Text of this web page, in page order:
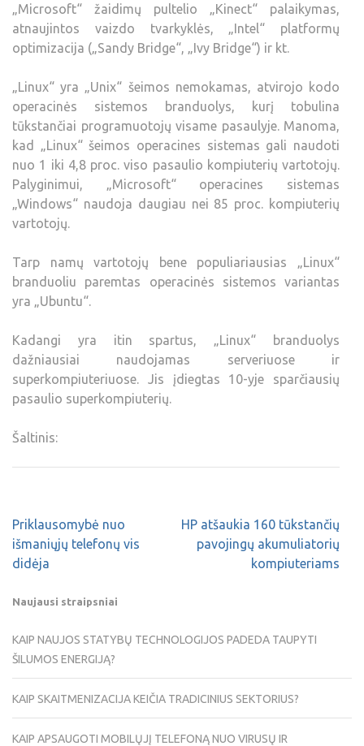
„Microsoft“ žaidimų pultelio „Kinect“ palaikymas,
atnaujintos vaizdo tvarkyklės, „Intel“ platformų
optimizacija („Sandy Bridge“, „Ivy Bridge“) ir kt.
„Linux“ yra „Unix“ šeimos nemokamas, atvirojo kodo
operacinės sistemos branduolys, kurį tobulina
tūkstančiai programuotojų visame pasaulyje. Manoma,
kad „Linux“ šeimos operacines sistemas gali naudoti
nuo 1 iki 4,8 proc. viso pasaulio kompiuterių vartotojų.
Palyginimui, „Microsoft“ operacines sistemas
„Windows“ naudoja daugiau nei 85 proc. kompiuterių
vartotojų.
Tarp namų vartotojų bene populiariausias „Linux“
branduoliu paremtas operacinės sistemos variantas
yra „Ubuntu“.
Kadangi yra itin spartus, „Linux“ branduolys
dažniausiai naudojamas serveriuose ir
superkompiuteriuose. Jis įdiegtas 10-yje sparčiausių
pasaulio superkompiuterių.
Šaltinis:
Priklausomybė nuo
išmaniųjų telefonų vis
didėja
HP atšaukia 160 tūkstančių
pavojingų akumuliatorių
kompiuteriams
Naujausi straipsniai
KAIP NAUJOS STATYBŲ TECHNOLOGIJOS PADEDA TAUPYTI
ŠILUMOS ENERGIJĄ?
KAIP SKAITMENIZACIJA KEIČIA TRADICINIUS SEKTORIUS?
KAIP APSAUGOTI MOBILŲJĮ TELEFONĄ NUO VIRUSŲ IR